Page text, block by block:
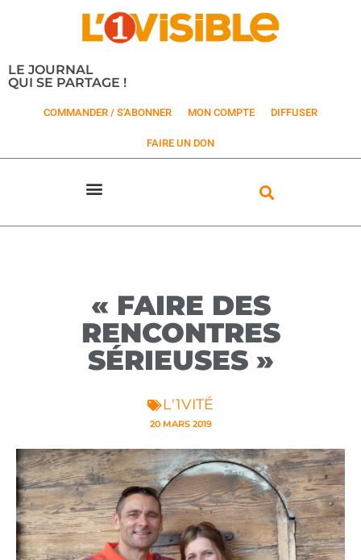
LE JOURNAL
QUI SE PARTAGE !
COMMANDER / S'ABONNER MON COMPTE DIFFUSER
FAIRE UN DON
« FAIRE DES
RENCONTRES
SÉRIEUSES »
L'1VITÉ
20 MARS 2019